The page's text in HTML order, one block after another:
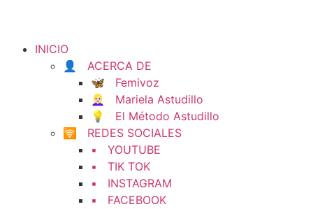
INICIO
👤 ACERCA DE
🦋 Femivoz
👱🏻‍♀️ Mariela Astudillo
💡 El Método Astudillo
🛜 REDES SOCIALES
▪️ YOUTUBE
▪️ TIK TOK
▪️ INSTAGRAM
▪️ FACEBOOK